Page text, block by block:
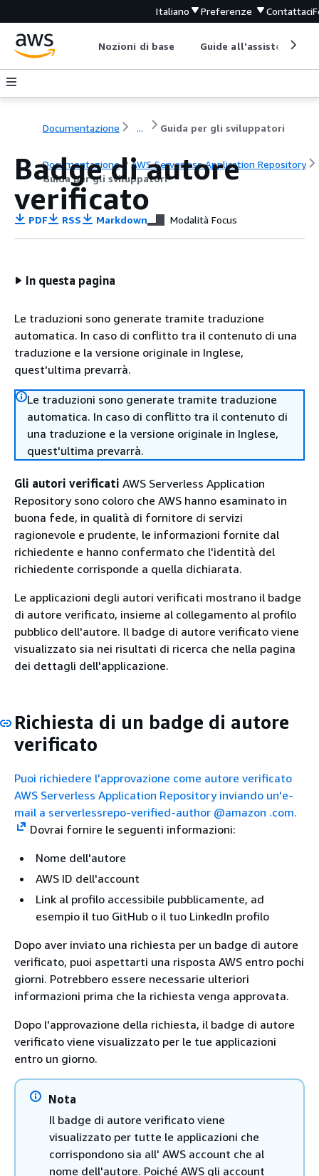
Italiano Preferenze Contattaci
Nozioni di base Guide all'assistenza
Documentazione ... Guida per gli sviluppatori
Documentazione
AWS Serverless Application Repository
Guida per gli sviluppatori
Badge di autore
verificato
PDF RSS Markdown Modalità Focus
In questa pagina
Le traduzioni sono generate tramite traduzione
automatica. In caso di conflitto tra il contenuto di una
traduzione e la versione originale in Inglese,
quest'ultima prevarrà.
Le traduzioni sono generate tramite traduzione
automatica. In caso di conflitto tra il contenuto di
una traduzione e la versione originale in Inglese,
quest'ultima prevarrà.
Gli autori verificati AWS Serverless Application
Repository sono coloro che AWS hanno esaminato in
buona fede, in qualità di fornitore di servizi
ragionevole e prudente, le informazioni fornite dal
richiedente e hanno confermato che l'identità del
richiedente corrisponde a quella dichiarata.
Le applicazioni degli autori verificati mostrano il badge
di autore verificato, insieme al collegamento al profilo
pubblico dell'autore. Il badge di autore verificato viene
visualizzato sia nei risultati di ricerca che nella pagina
dei dettagli dell'applicazione.
Richiesta di un badge di autore
verificato
Puoi richiedere l'approvazione come autore verificato
AWS Serverless Application Repository inviando un'e-
mail a serverlessrepo-verified-author @amazon .com.
Dovrai fornire le seguenti informazioni:
Nome dell'autore
AWS ID dell'account
Link al profilo accessibile pubblicamente, ad
esempio il tuo GitHub o il tuo LinkedIn profilo
Dopo aver inviato una richiesta per un badge di autore
verificato, puoi aspettarti una risposta AWS entro pochi
giorni. Potrebbero essere necessarie ulteriori
informazioni prima che la richiesta venga approvata.
Dopo l'approvazione della richiesta, il badge di autore
verificato viene visualizzato per le tue applicazioni
entro un giorno.
Nota
Il badge di autore verificato viene
visualizzato per tutte le applicazioni che
corrispondono sia all' AWS account che al
nome dell'autore. Poiché AWS gli account